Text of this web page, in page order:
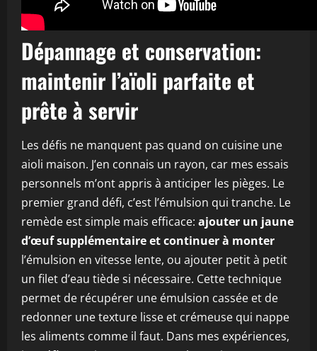
Dépannage et conservation:
maintenir l’aïoli parfaite et
prête à servir
Les défis ne manquent pas quand on cuisine une
aioli maison. J’en connais un rayon, car mes essais
personnels m’ont appris à anticiper les pièges. Le
premier grand défi, c’est l’émulsion qui tranche. Le
remède est simple mais efficace: ajouter un jaune
d’œuf supplémentaire et continuer à monter
l’émulsion en vitesse lente, ou ajouter petit à petit
un filet d’eau tiède si nécessaire. Cette technique
permet de récupérer une émulsion cassée et de
redonner une texture lisse et crémeuse qui nappe
les aliments comme il faut. Dans mes expériences,